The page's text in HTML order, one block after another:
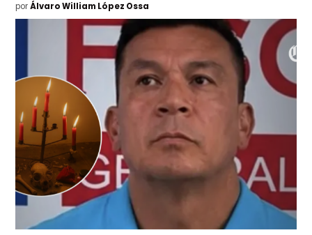
por Álvaro William López Ossa